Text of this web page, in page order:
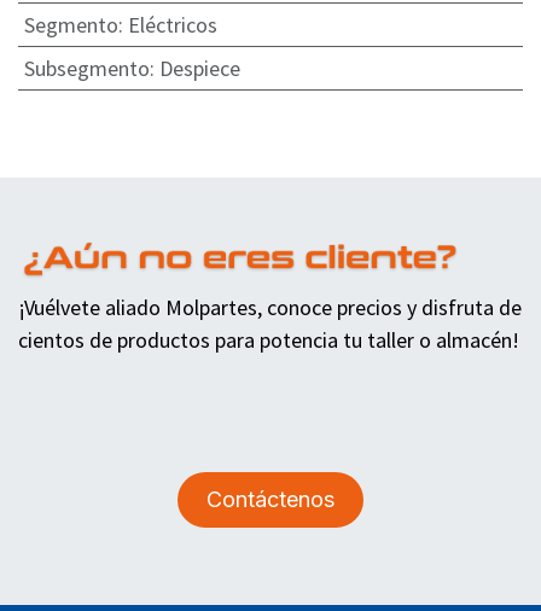
Segmento: Eléctricos
Subsegmento: Despiece
¡Vuélvete aliado Molpartes, conoce precios y disfruta de
cientos de productos para potencia tu taller o almacén!
Contáctenos